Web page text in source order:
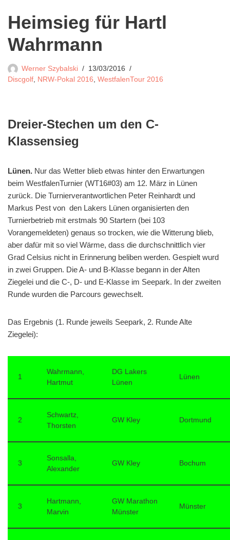
Heimsieg für Hartl
Wahrmann
Werner Szybalski
13/03/2016
Discgolf, NRW-Pokal 2016, WestfalenTour 2016
Dreier-Stechen um den C-
Klassensieg
Lünen. Nur das Wetter blieb etwas hinter den Erwartungen
beim WestfalenTurnier (WT16#03) am 12. März in Lünen
zurück. Die Turnierverantwortlichen Peter Reinhardt und
Markus Pest von den Lakers Lünen organisierten den
Turnierbetrieb mit erstmals 90 Startern (bei 103
Vorangemeldeten) genaus so trocken, wie die Witterung blieb,
aber dafür mit so viel Wärme, dass die durchschnittlich vier
Grad Celsius nicht in Erinnerung beliben werden. Gespielt wurd
in zwei Gruppen. Die A- und B-Klasse begann in der Alten
Ziegelei und die C-, D- und E-Klasse im Seepark. In der zweiten
Runde wurden die Parcours gewechselt.
Das Ergebnis (1. Runde jeweils Seepark, 2. Runde Alte
Ziegelei):
1
Wahrmann,
Hartmut
DG Lakers
Lünen
Lünen
2
Schwartz,
Thorsten
GW Kley Dortmund
3
Sonsalla,
Alexander
GW Kley Bochum
3
Hartmann,
Marvin
GW Marathon
Münster
Münster